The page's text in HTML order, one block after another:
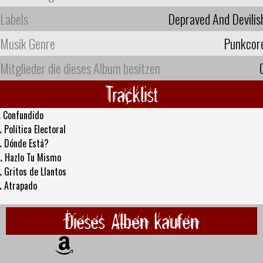
Labels
Depraved And
Musik Genre
Mitglieder die dieses Album besitzen
Tracklist
Confundido
Política Electoral
Dónde Está?
Hazlo Tu Mismo
Gritos de Llantos
Atrapado
Dieses Alben kaufen